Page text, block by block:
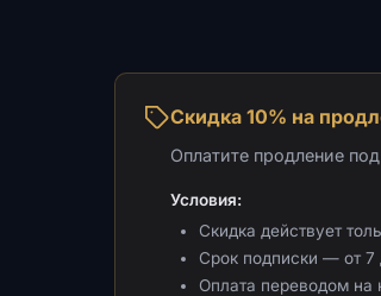
Скидка 10% на
Оплатите продление
Условия:
Скидка действует
Срок подписки — от 7
Оплата переводом